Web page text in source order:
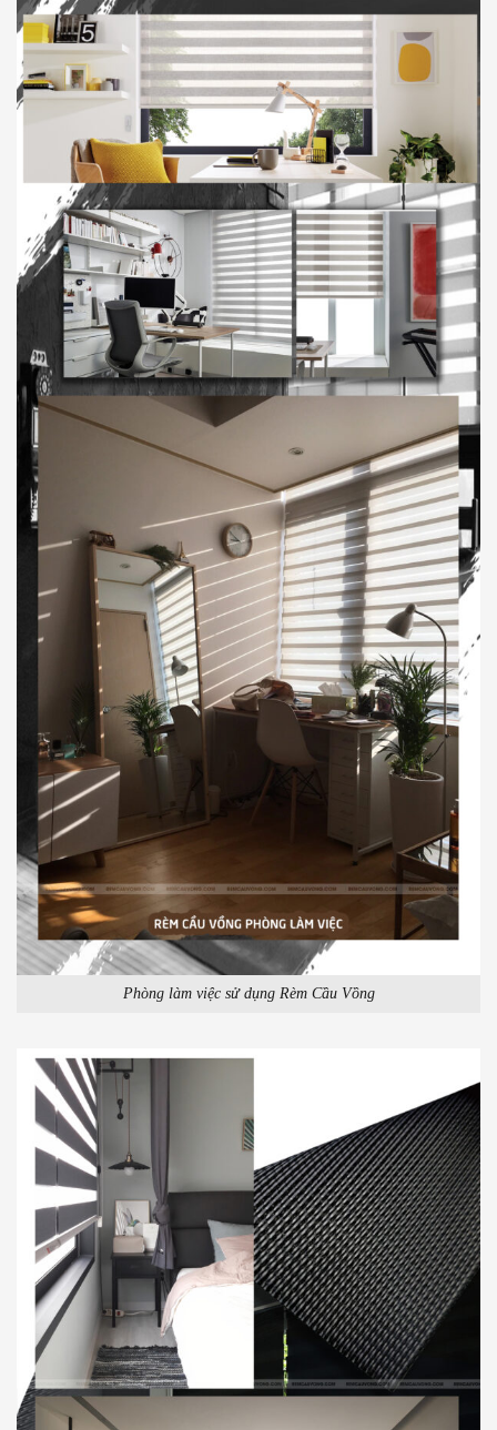
Phòng làm việc sử dụng Rèm Cầu Vồng